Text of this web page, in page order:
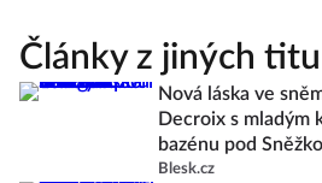
Články z jiných
Nová láska ve
Decroix s mladým
bazénu pod
Blesk.cz